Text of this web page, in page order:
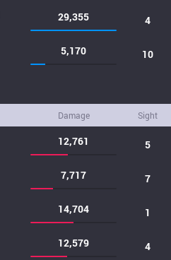
29,355 4
5,170 10
Damage Sight
12,761 5
7,717 7
14,704 1
12,579 4